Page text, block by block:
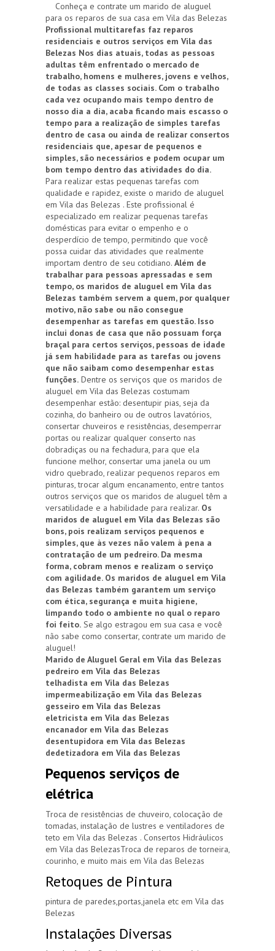
Conheça e contrate um marido de aluguel
para os reparos de sua casa em Vila das Belezas
Profissional multitarefas faz reparos
residenciais e outros serviços em Vila das
Belezas Nos dias atuais, todas as pessoas
adultas têm enfrentado o mercado de
trabalho, homens e mulheres, jovens e velhos,
de todas as classes sociais. Com o trabalho
cada vez ocupando mais tempo dentro de
nosso dia a dia, acaba ficando mais escasso o
tempo para a realização de simples tarefas
dentro de casa ou ainda de realizar consertos
residenciais que, apesar de pequenos e
simples, são necessários e podem ocupar um
bom tempo dentro das atividades do dia.
Para realizar estas pequenas tarefas com
qualidade e rapidez, existe o marido de aluguel
em Vila das Belezas . Este profissional é
especializado em realizar pequenas tarefas
domésticas para evitar o empenho e o
desperdício de tempo, permitindo que você
possa cuidar das atividades que realmente
importam dentro de seu cotidiano. Além de
trabalhar para pessoas apressadas e sem
tempo, os maridos de aluguel em Vila das
Belezas também servem a quem, por qualquer
motivo, não sabe ou não consegue
desempenhar as tarefas em questão. Isso
inclui donas de casa que não possuam força
braçal para certos serviços, pessoas de idade
já sem habilidade para as tarefas ou jovens
que não saibam como desempenhar estas
funções. Dentre os serviços que os maridos de
aluguel em Vila das Belezas costumam
desempenhar estão: desentupir pias, seja da
cozinha, do banheiro ou de outros lavatórios,
consertar chuveiros e resistências, desemperrar
portas ou realizar qualquer conserto nas
dobradiças ou na fechadura, para que ela
funcione melhor, consertar uma janela ou um
vidro quebrado, realizar pequenos reparos em
pinturas, trocar algum encanamento, entre tantos
outros serviços que os maridos de aluguel têm a
versatilidade e a habilidade para realizar. Os
maridos de aluguel em Vila das Belezas são
bons, pois realizam serviços pequenos e
simples, que às vezes não valem à pena a
contratação de um pedreiro. Da mesma
forma, cobram menos e realizam o serviço
com agilidade. Os maridos de aluguel em Vila
das Belezas também garantem um serviço
com ética, segurança e muita higiene,
limpando todo o ambiente no qual o reparo
foi feito. Se algo estragou em sua casa e você
não sabe como consertar, contrate um marido de
aluguel!
Marido de Aluguel Geral em Vila das Belezas
pedreiro em Vila das Belezas
telhadista em Vila das Belezas
impermeabilização em Vila das Belezas
gesseiro em Vila das Belezas
eletricista em Vila das Belezas
encanador em Vila das Belezas
desentupidora em Vila das Belezas
dedetizadora em Vila das Belezas
Pequenos serviços de
elétrica
Troca de resistências de chuveiro, colocação de
tomadas, instalação de lustres e ventiladores de
teto em Vila das Belezas . Consertos Hidráulicos
em Vila das BelezasTroca de reparos de torneira,
courinho, e muito mais em Vila das Belezas
Retoques de Pintura
pintura de paredes,portas,janela etc em Vila das
Belezas
Instalações Diversas